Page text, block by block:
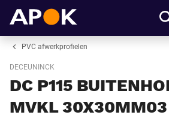
PVC afwerkprofielen
DECEUNINCK
DC P115
MVKL 30X30MM03